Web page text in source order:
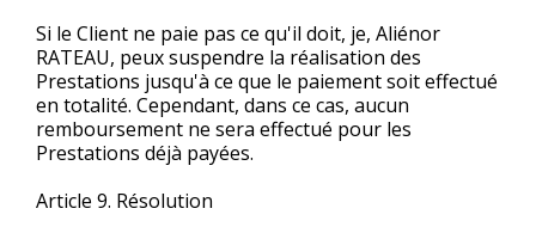
Si le Client ne paie pas ce qu'il doit, je, Aliénor
RATEAU, peux suspendre la réalisation des
Prestations jusqu'à ce que le paiement soit effectué
en totalité. Cependant, dans ce cas, aucun
remboursement ne sera effectué pour les
Prestations déjà payées.
Article 9. Résolution